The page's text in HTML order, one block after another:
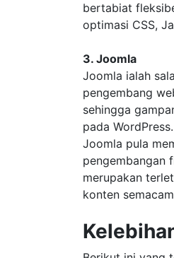
bertabiat
optimasi CSS,
3. Joomla
Joomla ialah
pengembang
sehingga
pada WordPress.
Joomla pula
pengembangan
merupakan
konten